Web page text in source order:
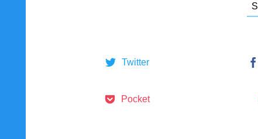
Twitter
Pocket